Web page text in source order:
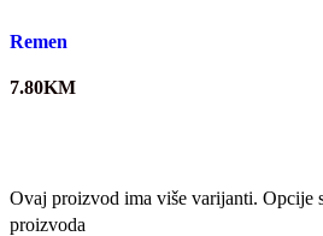
Remen
7.80KM
Ovaj proizvod ima više varijanti. Opcije
proizvoda